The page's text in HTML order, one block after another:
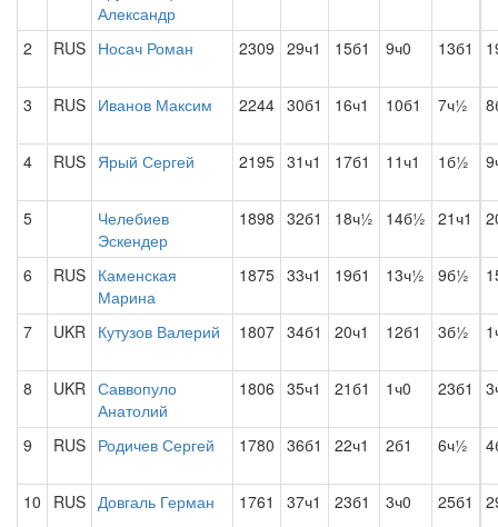
Александр
2 RUS Носач Роман 2309 29ч1 15б1 9ч0 13б1
3 RUS Иванов Максим 2244 30б1 16ч1 10б1 7ч½
4 RUS Ярый Сергей 2195 31ч1 17б1 11ч1 1б½
5
Челебиев
Эскендер
1898 32б1 18ч½ 14б½ 21ч1
6 RUS Каменская
Марина
1875 33ч1 19б1 13ч½ 9б½
7 UKR Кутузов Валерий 1807 34б1 20ч1 12б1 3б½
8 UKR Саввопуло
Анатолий
1806 35ч1 21б1 1ч0 23б1
9 RUS Родичев Сергей 1780 36б1 22ч1 2б1 6ч½
10 RUS Довгаль Герман 1761 37ч1 23б1 3ч0 25б1